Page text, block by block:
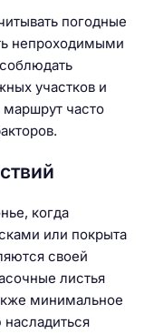
погодные
непроходимыми
участков и
часто
когда
или покрыта
своей
листья
минимальное